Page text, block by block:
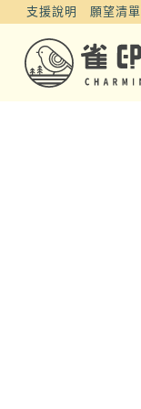
支援說明 願望清單